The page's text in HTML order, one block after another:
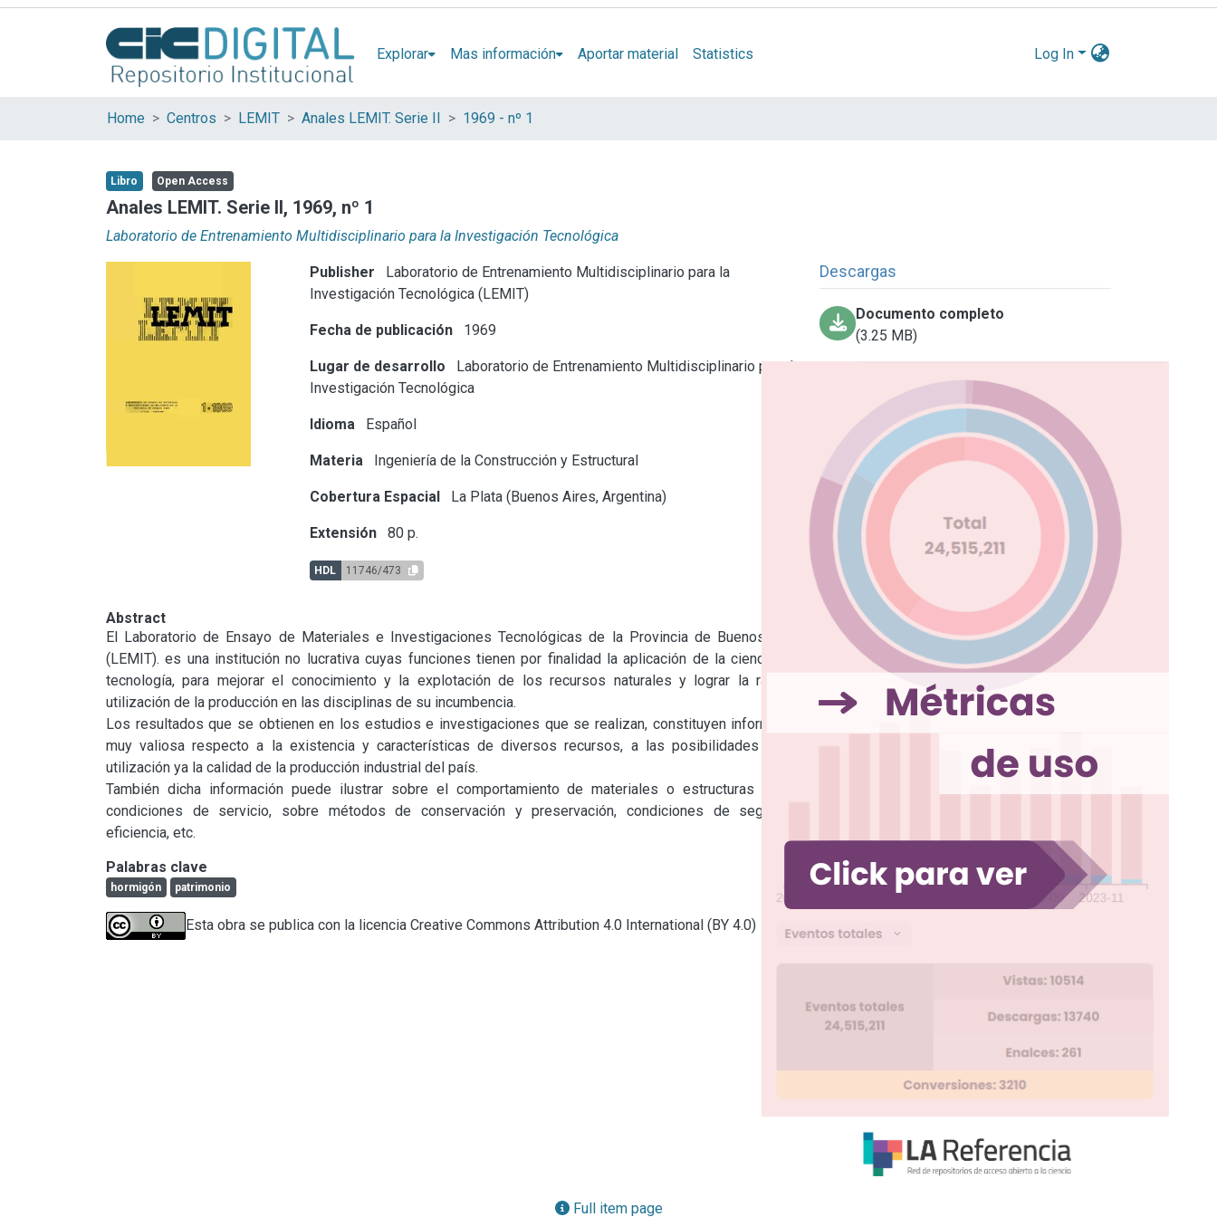
Explorar Mas información Aportar material Statistics Log In
Home Centros LEMIT Anales LEMIT. Serie II 1969 - nº 1
Libro Open Access
Anales LEMIT. Serie II, 1969, nº 1
Laboratorio de Entrenamiento Multidisciplinario para la Investigación Tecnológica
Publisher
Laboratorio de Entrenamiento Multidisciplinario para la
Investigación Tecnológica (LEMIT)
Fecha de publicación 1969
Lugar de desarrollo
Laboratorio de Entrenamiento Multidisciplinario para la
Investigación Tecnológica
Idioma Español
Materia Ingeniería de la Construcción y Estructural
Cobertura Espacial La Plata (Buenos Aires, Argentina)
Extensión 80 p.
HDL 11746/473
Descargas
Documento completo
(3.25 MB)
Abstract
El Laboratorio de Ensayo de Materiales e Investigaciones Tecnológicas de la Provincia de Buenos Aires
(LEMIT). es una institución no lucrativa cuyas funciones tienen por finalidad la aplicación de la ciencia y la
tecnología, para mejorar el conocimiento y la explotación de los recursos naturales y lograr la racional
utilización de la producción en las disciplinas de su incumbencia.
Los resultados que se obtienen en los estudios e investigaciones que se realizan, constituyen información
muy valiosa respecto a la existencia y características de diversos recursos, a las posibilidades de su
utilización ya la calidad de la producción industrial del país.
También dicha información puede ilustrar sobre el comportamiento de materiales o estructuras en las
condiciones de servicio, sobre métodos de conservación y preservación, condiciones de seguridad,
eficiencia, etc.
Palabras clave
hormigón patrimonio
Esta obra se publica con la licencia Creative Commons Attribution 4.0 International (BY 4.0)
Full item page